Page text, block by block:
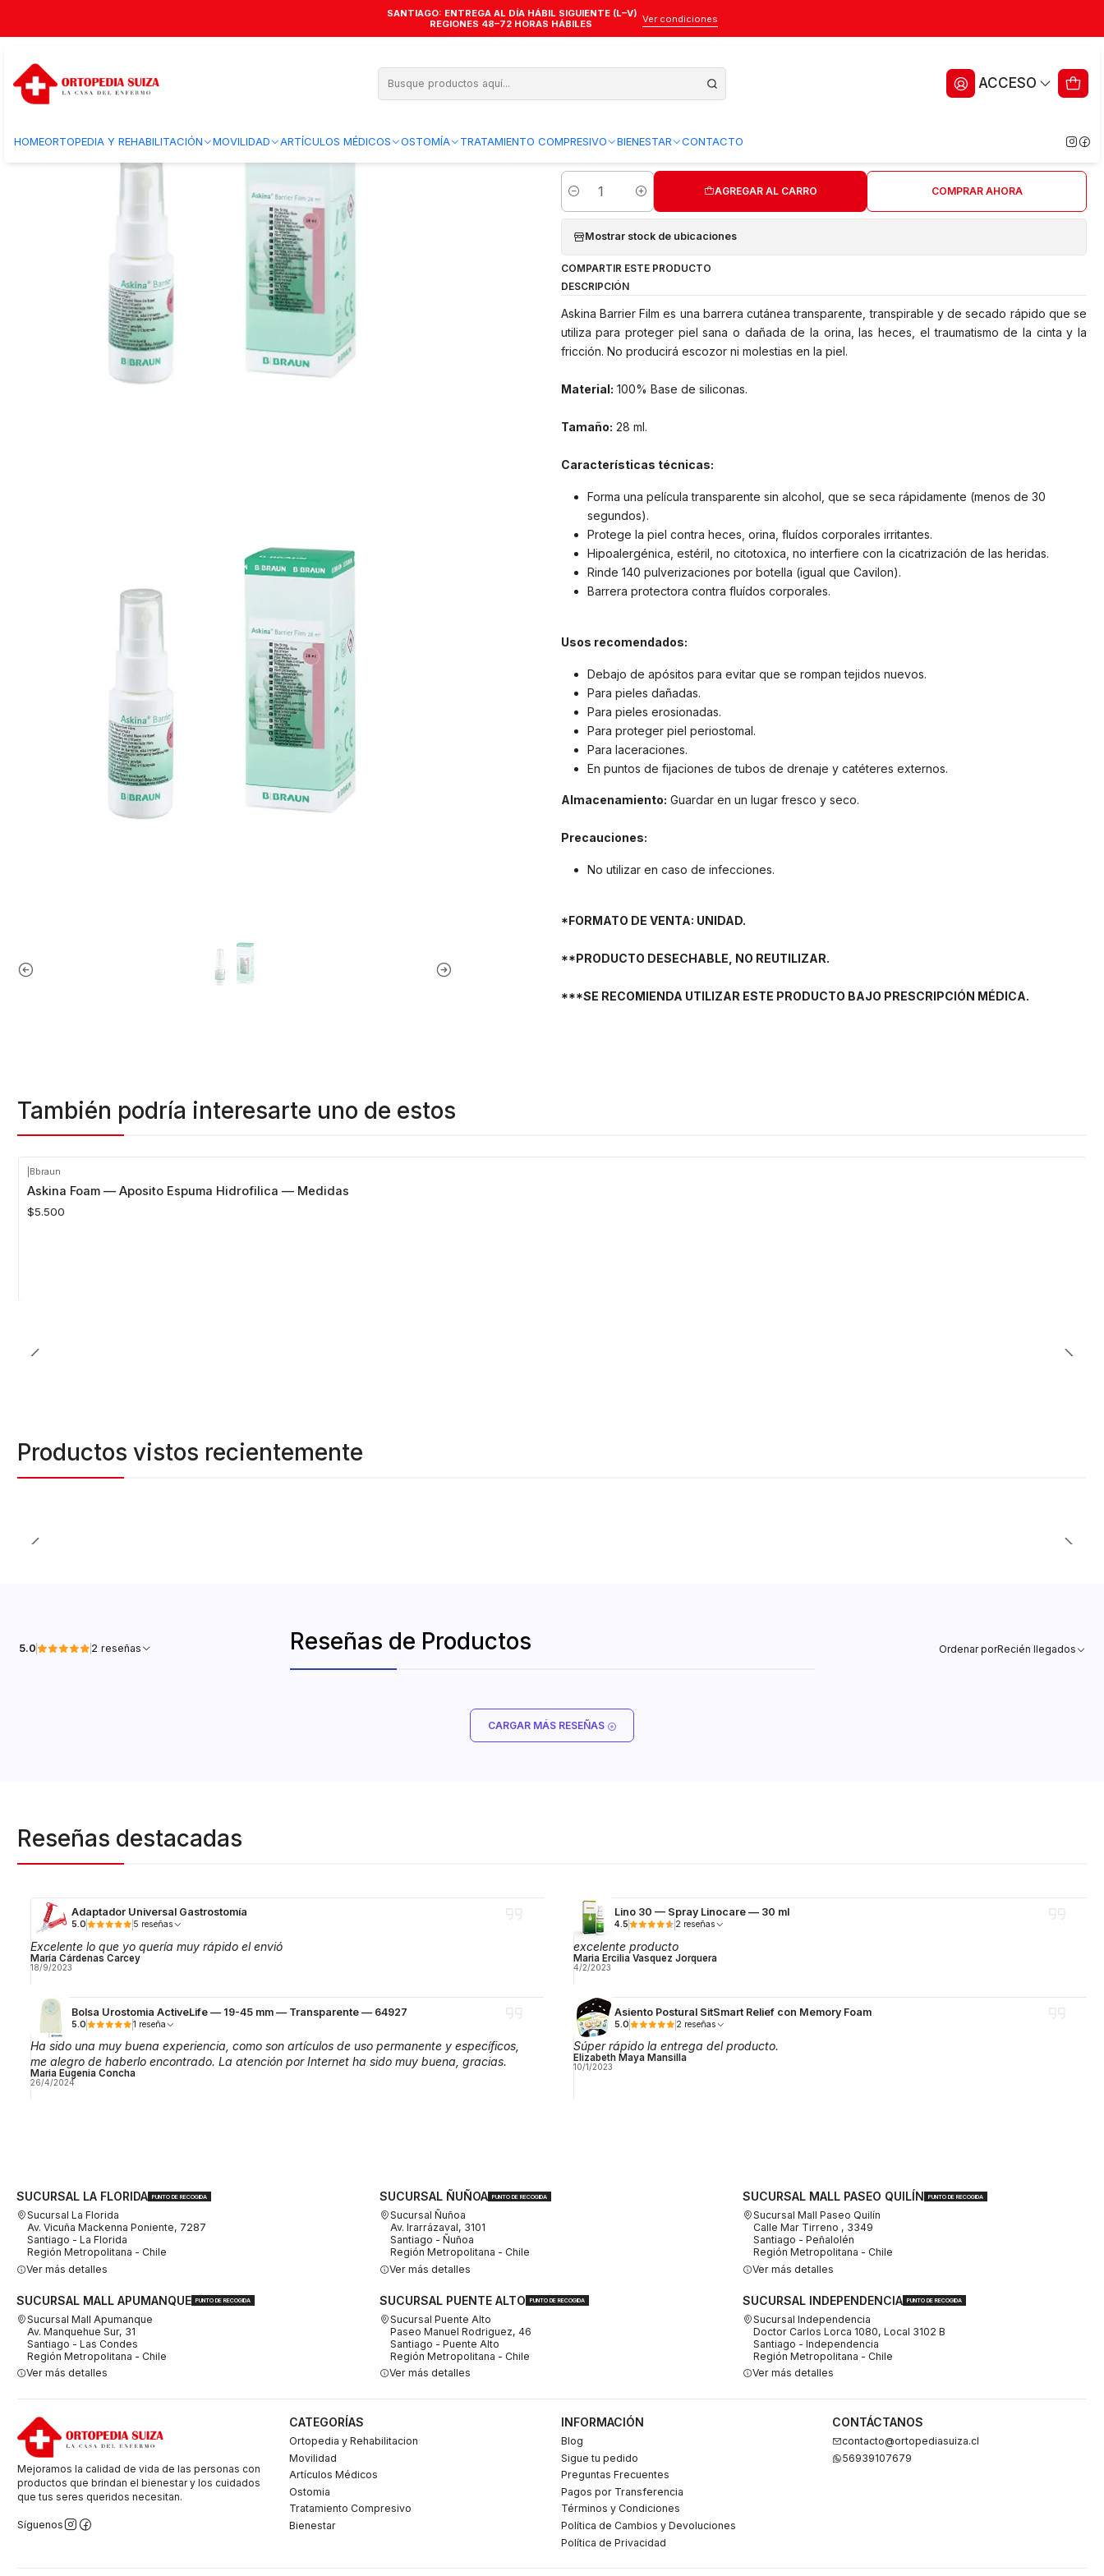
ACCESO
HOMEORTOPEDIA Y REHABILITACIÓN MOVILIDAD ARTÍCULOS MÉDICOS OSTOMÍA TRATAMIENTO COMPRESIVO BIENESTAR CONTACTO
SANTIAGO: ENTREGA AL DÍA HÁBIL SIGUIENTE (L–V)
REGIONES 48–72 HORAS HÁBILES
Ver condiciones
Pastas protectoras y barreras cutáneas ostomía Spray Barrera Film Askina — 28 ml — 5036
Spray Barrera Film Askina — 28 ml — 5036
5.0 2 reseñas
Agregar a la lista de favoritos
Cantidad
AGREGAR AL CARRO COMPRAR AHORA
Mostrar stock de ubicaciones
COMPARTIR ESTE PRODUCTO
DESCRIPCIÓN
Askina Barrier Film es una barrera cutánea transparente, transpirable y de secado rápido que se
utiliza para proteger piel sana o dañada de la orina, las heces, el traumatismo de la cinta y la
fricción. No producirá escozor ni molestias en la piel.
Material: 100% Base de siliconas.
Tamaño: 28 ml.
Características técnicas:
Forma una película transparente sin alcohol, que se seca rápidamente (menos de 30
segundos).
Protege la piel contra heces, orina, fluídos corporales irritantes.
Hipoalergénica, estéril, no citotoxica, no interfiere con la cicatrización de las heridas.
Rinde 140 pulverizaciones por botella (igual que Cavilon).
Barrera protectora contra fluí­dos corporales.
Usos recomendados:
Debajo de apósitos para evitar que se rompan tejidos nuevos.
Para pieles dañadas.
Para pieles erosionadas.
Para proteger piel periostomal.
Para laceraciones.
En puntos de fijaciones de tubos de drenaje y catéteres externos.
Almacenamiento: Guardar en un lugar fresco y seco.
Precauciones:
No utilizar en caso de infecciones.
*FORMATO DE VENTA: UNIDAD.
**PRODUCTO DESECHABLE, NO REUTILIZAR.
***SE RECOMIENDA UTILIZAR ESTE PRODUCTO BAJO PRESCRIPCIÓN MÉDICA.
También podría interesarte uno de estos
Bbraun
Askina Foam — Aposito Espuma Hidrofilica — Medidas
$5.500
Productos vistos recientemente
Reseñas de Productos
5.0 2 reseñas Ordenar porRecién llegados
CARGAR MÁS RESEÑAS
Reseñas destacadas
Adaptador Universal Gastrostomía
5.0 5 reseñas
Excelente lo que yo quería muy rápido el envió
María Cárdenas Carcey
18/9/2023
Lino 30 — Spray Linocare — 30 ml
4.5 2 reseñas
excelente producto
Maria Ercilia Vasquez Jorquera
4/2/2023
Bolsa Urostomia ActiveLife — 19-45 mm — Transparente — 64927
5.0 1 reseña
Ha sido una muy buena experiencia, como son artículos de uso permanente y específicos,
me alegro de haberlo encontrado. La atención por Internet ha sido muy buena, gracias.
Maria Eugenia Concha
26/4/2024
Asiento Postural SitSmart Relief con Memory Foam
5.0 2 reseñas
Súper rápido la entrega del producto.
Elizabeth Maya Mansilla
10/1/2023
SUCURSAL LA FLORIDA PUNTO DE RECOGIDA
Sucursal La Florida
Av. Vicuña Mackenna Poniente, 7287
Santiago - La Florida
Región Metropolitana - Chile
Ver más detalles
SUCURSAL ÑUÑOA PUNTO DE RECOGIDA
Sucursal Ñuñoa
Av. Irarrázaval, 3101
Santiago - Ñuñoa
Región Metropolitana - Chile
Ver más detalles
SUCURSAL MALL PASEO QUILÍN PUNTO DE RECOGIDA
Sucursal Mall Paseo Quilín
Calle Mar Tirreno , 3349
Santiago - Peñalolén
Región Metropolitana - Chile
Ver más detalles
SUCURSAL MALL APUMANQUE PUNTO DE RECOGIDA
Sucursal Mall Apumanque
Av. Manquehue Sur, 31
Santiago - Las Condes
Región Metropolitana - Chile
Ver más detalles
SUCURSAL PUENTE ALTO PUNTO DE RECOGIDA
Sucursal Puente Alto
Paseo Manuel Rodriguez, 46
Santiago - Puente Alto
Región Metropolitana - Chile
Ver más detalles
SUCURSAL INDEPENDENCIA PUNTO DE RECOGIDA
Sucursal Independencia
Doctor Carlos Lorca 1080, Local 3102 B
Santiago - Independencia
Región Metropolitana - Chile
Ver más detalles
Mejoramos la calidad de vida de las personas con
productos que brindan el bienestar y los cuidados
que tus seres queridos necesitan.
Síguenos
CATEGORÍAS
Ortopedia y Rehabilitacion
Movilidad
Artículos Médicos
Ostomia
Tratamiento Compresivo
Bienestar
INFORMACIÓN
Blog
Sigue tu pedido
Preguntas Frecuentes
Pagos por Transferencia
Términos y Condiciones
Política de Cambios y Devoluciones
Política de Privacidad
CONTÁCTANOS
contacto@ortopediasuiza.cl
56939107679